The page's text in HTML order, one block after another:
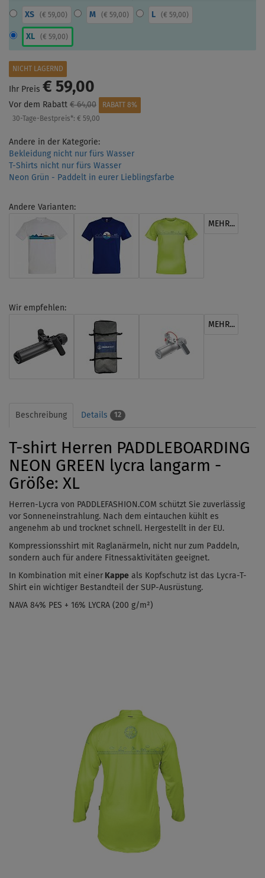
XS ( € 59,00) M (€ 59,00) L ( € 59,00)
XL ( € 59,00)
NICHT LAGERND
Ihr Preis € 59,00
Vor dem Rabatt € 64,00
RABATT 8%
30-Tage-Bestpreis*: € 59,00
Andere in der Kategorie:
Bekleidung nicht nur fürs Wasser
T-Shirts nicht nur fürs Wasser
Neon Grün - Paddelt in eurer Lieblingsfarbe
Andere Varianten:
MEHR...
Wir empfehlen:
MEHR...
Beschreibung Details 12
T-shirt Herren PADDLEBOARDING
NEON GREEN lycra langarm -
Größe: XL
Herren-Lycra von PADDLEFASHION.COM schützt Sie zuverlässig
vor Sonneneinstrahlung. Nach dem eintauchen kühlt es
angenehm ab und trocknet schnell. Hergestellt in der EU.
Kompressionsshirt mit Raglanärmeln, nicht nur zum Paddeln,
sondern auch für andere Fitnessaktivitäten geeignet.
In Kombination mit einer Kappe als Kopfschutz ist das Lycra-T-
Shirt ein wichtiger Bestandteil der SUP-Ausrüstung.
NAVA 84% PES + 16% LYCRA (200 g/m²)